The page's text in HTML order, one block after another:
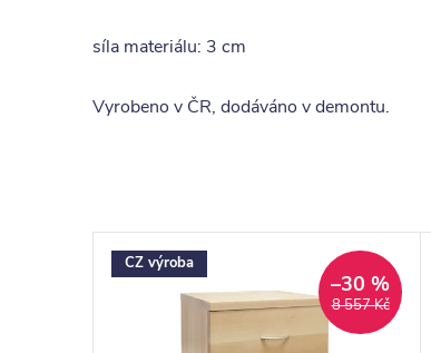
síla materiálu: 3 cm
Vyrobeno v ČR, dodáváno v demontu.
CZ výroba
8 557 Kč
–30 %